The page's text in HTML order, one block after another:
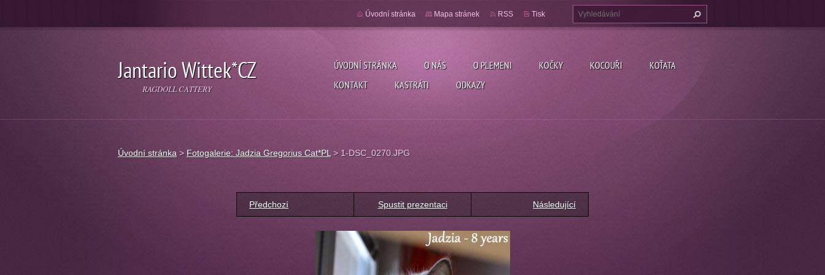
Jantario Wittek*CZ
RAGDOLL CATTERY
ÚVODNÍ STRÁNKA O NÁS O PLEMENI KOČKY KOCOUŘI
KOŤATA
KONTAKT
KASTRÁTI ODKAZY
Úvodní stránka Mapa stránek RSS Tisk
Úvodní stránka > Fotogalerie: Jadzia Gregorius Cat*PL > 1-DSC_0270.JPG
Předchozí Spustit prezentaci Následující